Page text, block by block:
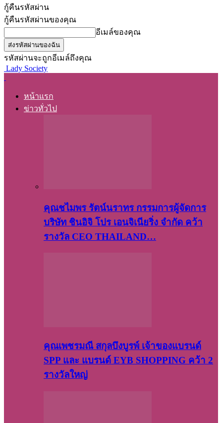
กู้คืนรหัสผ่าน
กู้คืนรหัสผ่านของคุณ
อีเมล์ของคุณ
รหัสผ่านจะถูกอีเมล์ถึงคุณ
Lady Society
หน้าแรก
ข่าวทั่วไป
คุณชไมพร​ รัตน์​นรา​ทร​ กรรมการ​ผู้จัดการ
บริษัท​ ชินอิจิ​ โปร​ เอน​จิเนีย​ริ่ง​ จำกัด คว้า
รางวัล CEO THAILAND…
คุณเพชรมณี สกุลบึงบูรพ์ เจ้าของแบรนด์
SPP และ แบรนด์ EYB SHOPPING คว้า 2
รางวัลใหญ่